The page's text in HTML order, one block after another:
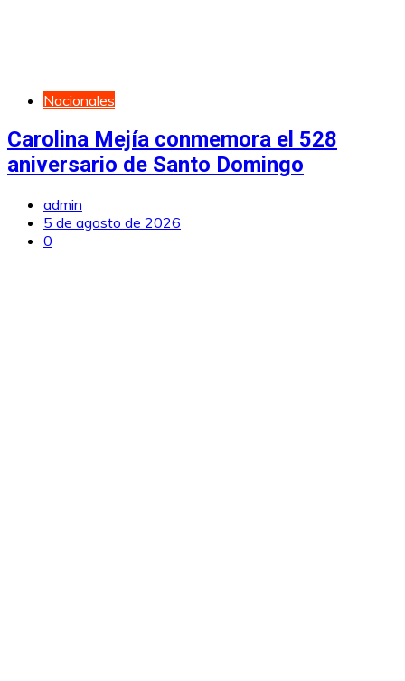
Nacionales
Carolina Mejía conmemora el 528
aniversario de Santo Domingo
admin
5 de agosto de 2026
0